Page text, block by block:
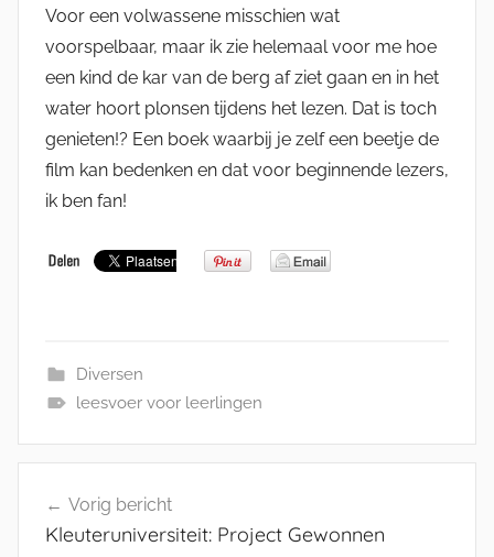
Voor een volwassene misschien wat
voorspelbaar, maar ik zie helemaal voor me hoe
een kind de kar van de berg af ziet gaan en in het
water hoort plonsen tijdens het lezen. Dat is toch
genieten!? Een boek waarbij je zelf een beetje de
film kan bedenken en dat voor beginnende lezers,
ik ben fan!
Diversen
leesvoer voor leerlingen
navigatie
Vorig bericht
Kleuteruniversiteit: Project Gewonnen